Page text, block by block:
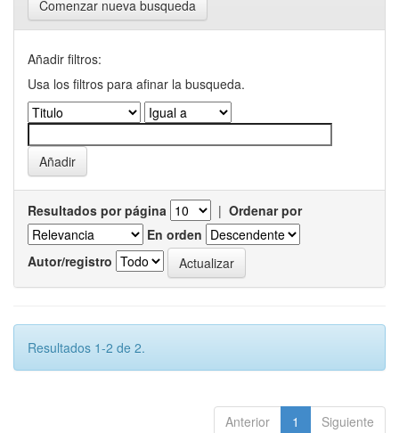
Comenzar nueva busqueda
Añadir filtros:
Usa los filtros para afinar la busqueda.
Resultados por página | Ordenar por
En orden
Autor/registro
Resultados 1-2 de 2.
Anterior 1 Siguiente